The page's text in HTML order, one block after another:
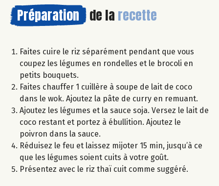
Préparation de la recette
Faites cuire le riz séparément pendant que vous
coupez les légumes en rondelles et le brocoli en
petits bouquets.
Faites chauffer 1 cuillère à soupe de lait de coco
dans le wok. Ajoutez la pâte de curry en remuant.
Ajoutez les légumes et la sauce soja. Versez le lait de
coco restant et portez à ébullition. Ajoutez le
poivron dans la sauce.
Réduisez le feu et laissez mijoter 15 min, jusqu’à ce
que les légumes soient cuits à votre goût.
Présentez avec le riz thaï cuit comme suggéré.